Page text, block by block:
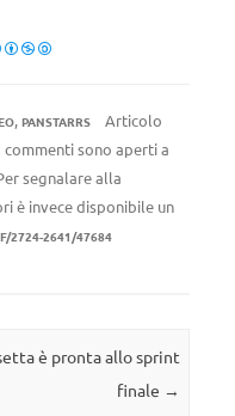
, PANSTARRS
Articolo
commenti sono aperti a
segnalare alla
è invece disponibile un
2724-2641/47684
è pronta allo sprint
finale →